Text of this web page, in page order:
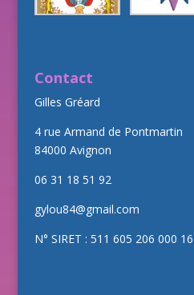
Contact
Gilles Gréard
4 rue Armand de Pontmartin
84000 Avignon
06 31 18 51 92
gylou84@gmail.com
N° SIRET : 511 605 206 000 16